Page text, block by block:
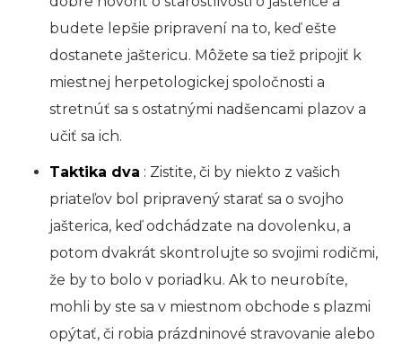
budete lepšie pripravení na to, keď ešte
dostanete jaštericu. Môžete sa tiež pripojiť k
miestnej herpetologickej spoločnosti a
stretnúť sa s ostatnými nadšencami plazov a
učiť sa ich.
Taktika dva : Zistite, či by niekto z vašich
priateľov bol pripravený starať sa o svojho
jašterica, keď odchádzate na dovolenku, a
potom dvakrát skontrolujte so svojimi rodičmi,
že by to bolo v poriadku. Ak to neurobíte,
mohli by ste sa v miestnom obchode s plazmi
opýtať, či robia prázdninové stravovanie alebo